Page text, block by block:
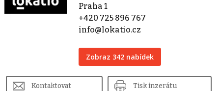
Praha 1
+420 725 896 767
info@lokatio.cz
Zobraz 342 nabídek
Kontaktovat Tisk inzerátu